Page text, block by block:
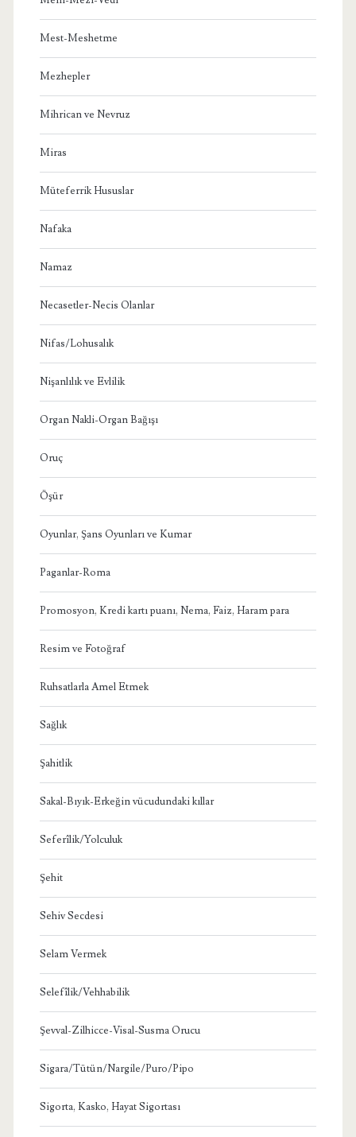
Mest-Meshetme
Mezhepler
Mihrican ve Nevruz
Miras
Müteferrik Hususlar
Nafaka
Namaz
Necasetler-Necis Olanlar
Nifas/Lohusalık
Nişanlılık ve Evlilik
Organ Nakli-Organ Bağışı
Oruç
Öşür
Oyunlar, Şans Oyunları ve Kumar
Paganlar-Roma
Promosyon, Kredi kartı puanı, Nema, Faiz, Haram para
Resim ve Fotoğraf
Ruhsatlarla Amel Etmek
Sağlık
Şahitlik
Sakal-Bıyık-Erkeğin vücudundaki kıllar
Seferîlik/Yolculuk
Şehit
Sehiv Secdesi
Selam Vermek
Selefîlik/Vehhabilik
Şevval-Zilhicce-Visal-Susma Orucu
Sigara/Tütün/Nargile/Puro/Pipo
Sigorta, Kasko, Hayat Sigortası